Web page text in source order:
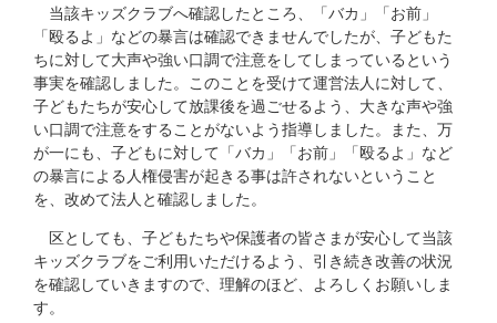
当該キッズクラブへ確認したところ、「バカ」「お前」
「殴るよ」などの暴言は確認できませんでしたが、子どもた
ちに対して大声や強い口調で注意をしてしまっているという
事実を確認しました。このことを受けて運営法人に対して、
子どもたちが安心して放課後を過ごせるよう、大きな声や強
い口調で注意をすることがないよう指導しました。また、万
が一にも、子どもに対して「バカ」「お前」「殴るよ」など
の暴言による人権侵害が起きる事は許されないということ
を、改めて法人と確認しました。
区としても、子どもたちや保護者の皆さまが安心して当該
キッズクラブをご利用いただけるよう、引き続き改善の状況
を確認していきますので、理解のほど、よろしくお願いしま
す。